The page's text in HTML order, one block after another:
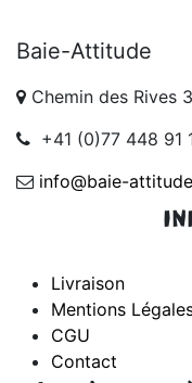
Baie-Attitude
Chemin des Rives
+41 (0)77 448 91
info@baie-
Livraison
Mentions
CGU
Contact